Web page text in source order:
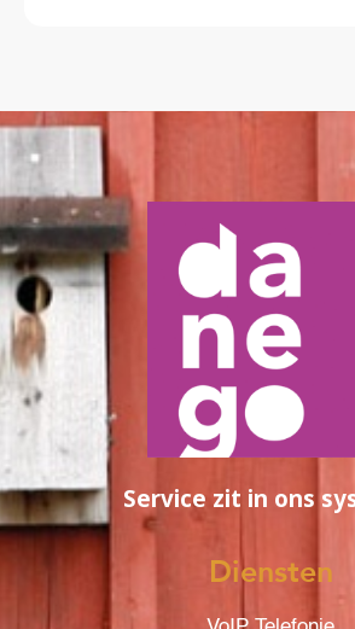
Service zit in ons
Diensten